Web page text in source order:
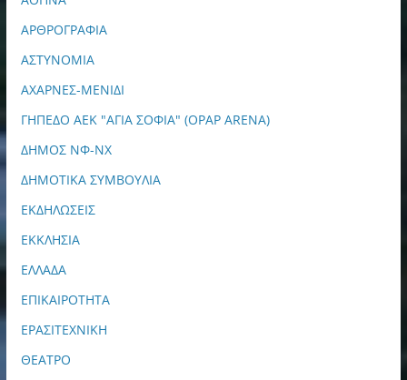
ΑΡΘΡΟΓΡΑΦΙΑ
ΑΣΤΥΝΟΜΙΑ
ΑΧΑΡΝΕΣ-ΜΕΝΙΔΙ
ΓΗΠΕΔΟ ΑΕΚ "ΑΓΙΑ ΣΟΦΙΑ" (OPAP ARENA)
ΔΗΜΟΣ ΝΦ-ΝΧ
ΔΗΜΟΤΙΚΑ ΣΥΜΒΟΥΛΙΑ
ΕΚΔΗΛΩΣΕΙΣ
ΕΚΚΛΗΣΙΑ
ΕΛΛΑΔΑ
ΕΠΙΚΑΙΡΟΤΗΤΑ
ΕΡΑΣΙΤΕΧΝΙΚΗ
ΘΕΑΤΡΟ